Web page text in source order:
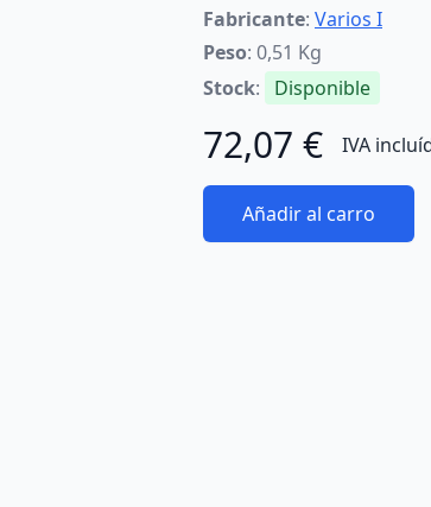
Fabricante: Varios I
Peso: 0,51 Kg
Stock: Disponible
72,07 € IVA
Añadir al carro